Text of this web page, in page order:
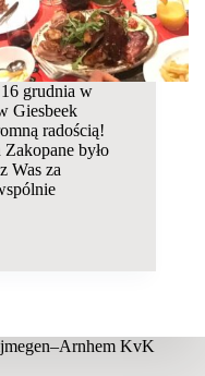
16 grudnia w
Giesbeek
radością!
było
Was za
KvK